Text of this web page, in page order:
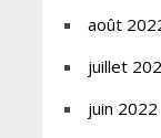
août
juillet
juin 2022